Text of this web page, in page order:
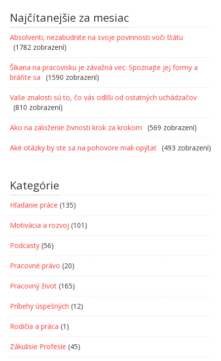
Najčítanejšie za mesiac
Absolventi, nezabudnite na svoje povinnosti voči štátu
(1782 zobrazení)
Šikana na pracovisku je závažná vec: Spoznajte jej formy a
bráňte sa
(1590 zobrazení)
Vaše znalosti sú to, čo vás odlíši od ostatných uchádzačov
(810 zobrazení)
Ako na založenie živnosti krok za krokom (569 zobrazení)
Aké otázky by ste sa na pohovore mali opýtať (493 zobrazení)
Kategórie
Hľadanie práce (135)
Motivácia a rozvoj (101)
Podcasty (56)
Pracovné právo (20)
Pracovný život (165)
Príbehy úspešných (12)
Rodičia a práca (1)
Zákulisie Profesie (45)